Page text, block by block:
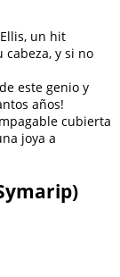
un hit
y si no
este genio y
años!
cubierta
joya a